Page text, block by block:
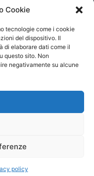
Cookie
tecnologie come i cookie
del dispositivo. Il
di elaborare dati come il
questo sito. Non
negativamente su alcune
policy
né può essere
loro contenuti. Si precisa
NON sono da
del sito GenSys.it, ad
pubblicati nel blog.
Privacy policy